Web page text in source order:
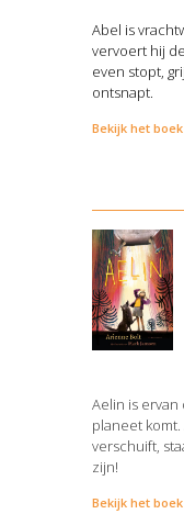
Abel is
vervoert hij
even stopt,
ontsnapt.
Bekijk het boek
Aelin is
planeet
verschuift,
zijn!
Bekijk het boek